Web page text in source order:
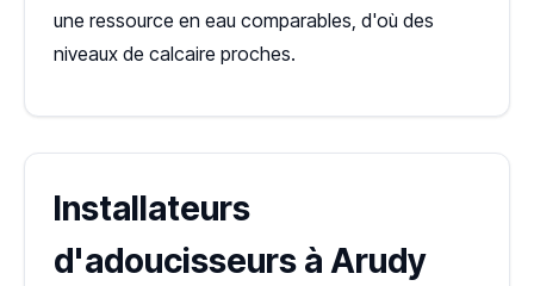
une ressource en eau comparables, d'où des
niveaux de calcaire proches.
Installateurs
d'adoucisseurs à Arudy